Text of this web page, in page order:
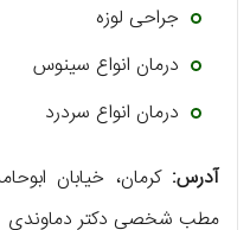
جراحی لوزه
درمان انواع سینوس
درمان انواع سردرد
آدرس: کرمان، خیابان
مطب شخصی دکتر دماوندی